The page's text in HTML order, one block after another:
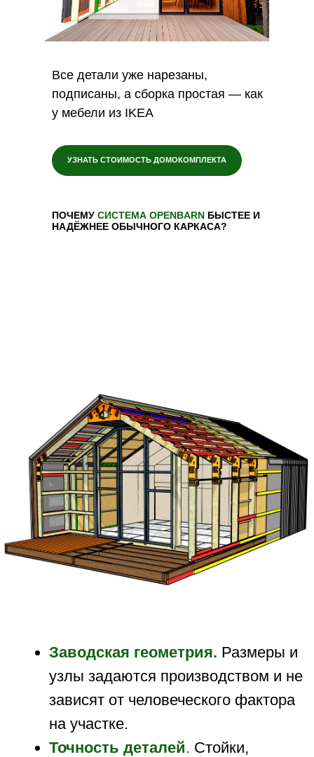
Все детали уже нарезаны,
подписаны, а сборка простая — как
у мебели из IKEA
УЗНАТЬ СТОИМОСТЬ ДОМОКОМПЛЕКТА
ПОЧЕМУ СИСТЕМА OPENBARN БЫСТЕЕ И
НАДЁЖНЕЕ ОБЫЧНОГО КАРКАСА?
Заводская геометрия.
Размеры и
узлы задаются производством и не
на участке.
Точность деталей
миллиметра.
СИСТЕМА OPENBARN
БЫСТЕЕ НАДЁЖНЕЕ ОБЫЧНОГО
КАРКАСА?
Размеры и
узлы задаются производством и не
зависят от человеческого фактора
Точность деталей
стропила и элементы из LVL-бруса